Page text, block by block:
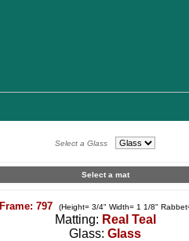
Select a Glass
Select a mat
Frame: 797 (Height= 3/4" Width= 1 1/8"
Matting: Real Teal
Glass: Glass